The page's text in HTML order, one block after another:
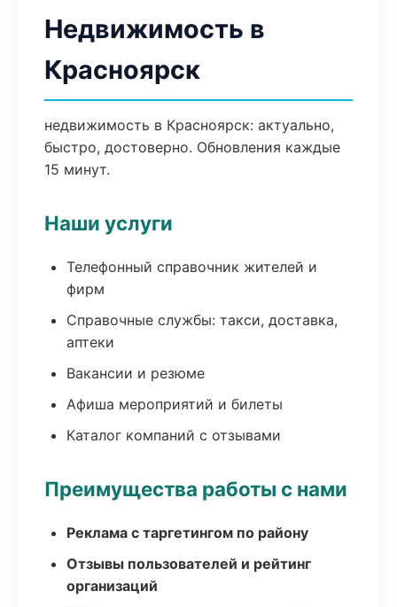
Недвижимость в
Красноярск
недвижимость в Красноярск: актуально,
быстро, достоверно. Обновления каждые
15 минут.
Наши услуги
Телефонный справочник жителей и
фирм
Справочные службы: такси, доставка,
аптеки
Вакансии и резюме
Афиша мероприятий и билеты
Каталог компаний с отзывами
Преимущества работы с нами
Реклама с таргетингом по району
Отзывы пользователей и рейтинг
организаций